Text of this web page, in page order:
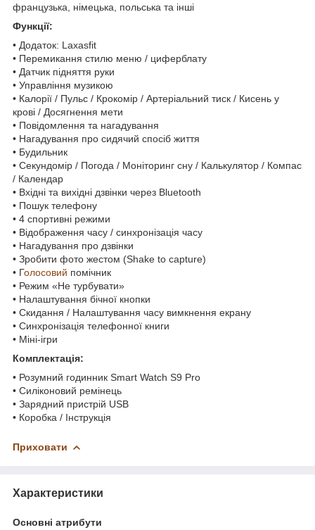
французька, німецька, польська та інші
Функції:
• Додаток: Laxasfit
• Перемикання стилю меню / циферблату
• Датчик підняття руки
• Управління музикою
• Калорії / Пульс / Крокомір / Артеріальний тиск / Кисень у
крові / Досягнення мети
• Повідомлення та нагадування
• Нагадування про сидячий спосіб життя
• Будильник
• Секундомір / Погода / Моніторинг сну / Калькулятор / Компас
/ Календар
• Вхідні та вихідні дзвінки через Bluetooth
• Пошук телефону
• 4 спортивні режими
• Відображення часу / синхронізація часу
• Нагадування про дзвінки
• Зробити фото жестом (Shake to capture)
• Голосовий помічник
• Режим «Не турбувати»
• Налаштування бічної кнопки
• Скидання / Налаштування часу вимкнення екрану
• Синхронізація телефонної книги
• Міні-ігри
Комплектація:
• Розумний годинник Smart Watch S9 Pro
• Силіконовий ремінець
• Зарядний пристрій USB
• Коробка / Інструкція
Приховати
Характеристики
Основні атрибути